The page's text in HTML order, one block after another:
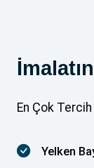
En Çok
Yelken